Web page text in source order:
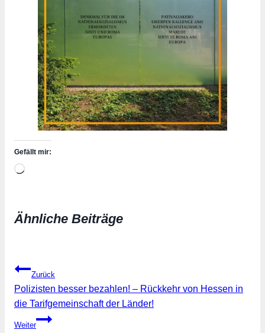
Gefällt mir:
Wird
Ähnliche Beiträge
Beitragsnavigation
Zurück
Polizisten besser bezahlen! – Rückkehr von Hessen in
die Tarifgemeinschaft der Länder!
Weiter